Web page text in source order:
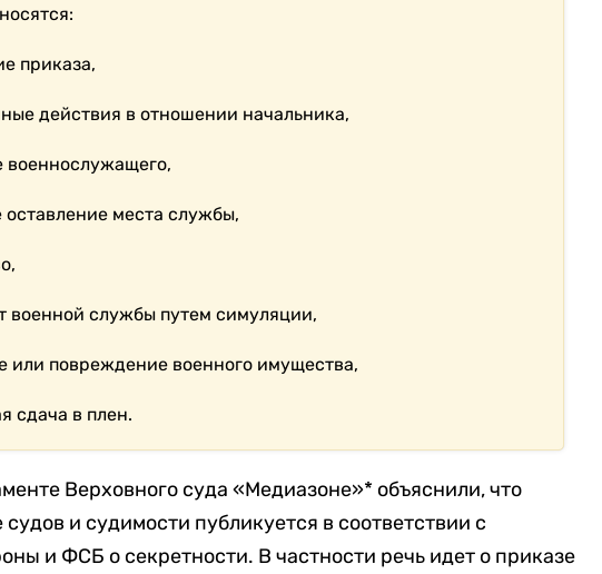
приказа,
действия в отношении начальника,
военнослужащего,
оставление места службы,
военной службы путем симуляции,
или повреждение военного имущества,
сдача в плен.
Верховного суда «Медиазоне»* объяснили, что
судов и судимости публикуется в соответствии с
и ФСБ о секретности. В частности речь идет о приказе